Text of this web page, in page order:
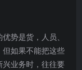
势是货，人员、
如果不能把这些
业务时，往往要